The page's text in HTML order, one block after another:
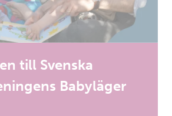
till Svenska
Babyläger